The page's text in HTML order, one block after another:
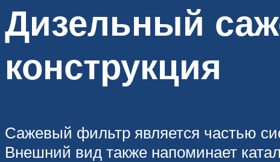
Дизельный
конструкция
Сажевый фильтр является частью
Внешний вид также напоминает